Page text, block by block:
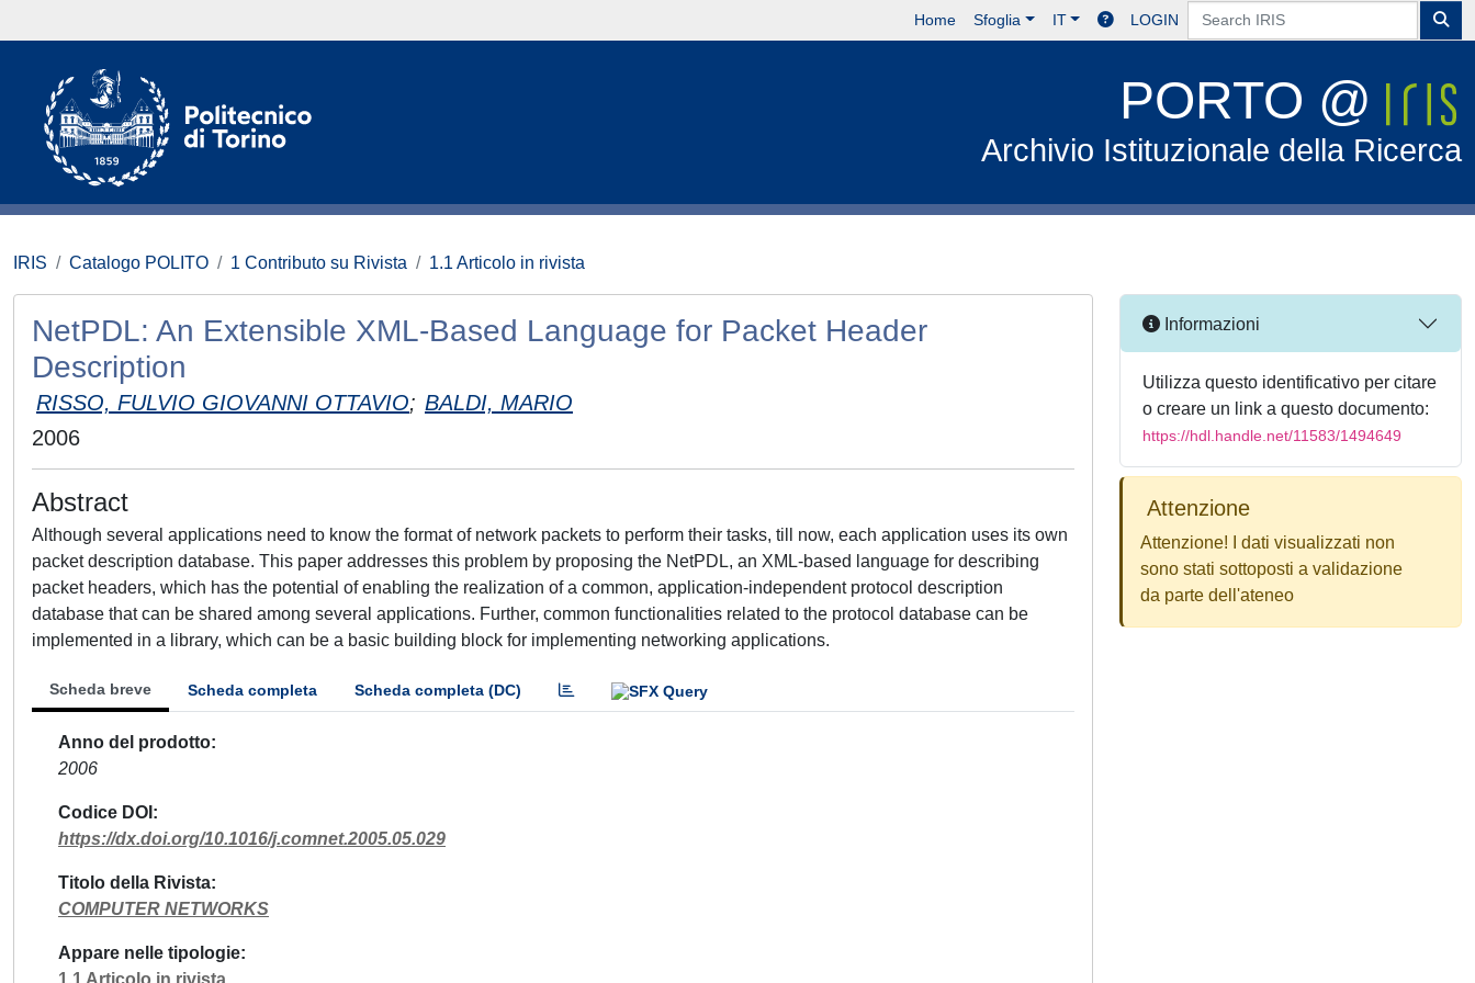
Home Sfoglia IT LOGIN
PORTO @
Archivio Istituzionale della Ricerca
IRIS Catalogo POLITO 1 Contributo su Rivista 1.1 Articolo in rivista
NetPDL: An Extensible XML-Based Language for Packet Header
Description
RISSO, FULVIO GIOVANNI OTTAVIO; BALDI, MARIO
2006
Abstract
Although several applications need to know the format of network packets to perform their tasks, till now, each application uses its own
packet description database. This paper addresses this problem by proposing the NetPDL, an XML-based language for describing
packet headers, which has the potential of enabling the realization of a common, application-independent protocol description
database that can be shared among several applications. Further, common functionalities related to the protocol database can be
implemented in a library, which can be a basic building block for implementing networking applications.
Scheda breve Scheda completa Scheda completa (DC)
Anno del prodotto
2006
Codice DOI
https://dx.doi.org/10.1016/j.comnet.2005.05.029
Titolo della Rivista
COMPUTER NETWORKS
Appare nelle tipologie
1.1 Articolo in rivista
Informazioni
Utilizza questo identificativo per citare
o creare un link a questo documento:
https://hdl.handle.net/11583/1494649
Attenzione
Attenzione! I dati visualizzati non
sono stati sottoposti a validazione
da parte dell'ateneo